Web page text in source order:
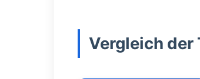
Vergleich